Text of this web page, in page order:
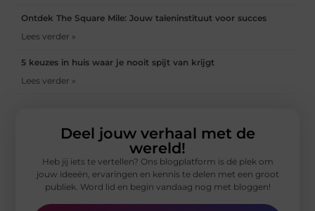
Ontdek The Square Mile: Jouw taleninstituut voor succes
Lees verder »
5 keuzes in huis waar je nooit spijt van krijgt
Lees verder »
Deel jouw verhaal met de
wereld!
Heb jij iets te vertellen? Ons blogplatform is dé plek om
jouw ideeën, ervaringen en kennis te delen met een groot
publiek. Word lid en begin vandaag nog met bloggen!